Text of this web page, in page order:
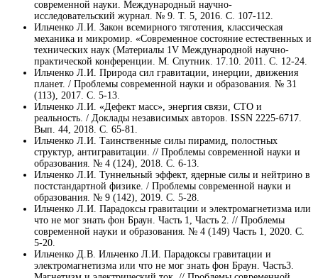
современной науки. Международный научно-
исследовательский журнал. № 9. Т. 5, 2016. С. 107-112.
Ильченко Л.И. Закон всемирного тяготения, классическая
механика и микромир. «Современное состояние естественных и
технических наук (Материалы 1V Международной научно-
практической конференции. М. Спутник. 17.10. 2011. С. 12-24.
Ильченко Л.И. Природа сил гравитации, инерции, движения
планет. / Проблемы современной науки и образования. № 31
(113), 2017. С. 5-13.
Ильченко Л.И. «Дефект масс», энергия связи, СТО и
реальность. / Доклады независимых авторов. ISSN 2225-6717.
Вып. 44, 2018. С. 65-81.
Ильченко Л.И. Таинственные силы пирамид, полостных
структур, антигравитации. // Проблемы современной науки и
образования. № 4 (124), 2018. С. 6-13.
Ильченко Л.И. Туннельный эффект, ядерные силы и нейтрино в
постстандартной физике. / Проблемы современной науки и
образования. № 9 (142), 2019. С. 5-28.
Ильченко Л.И. Парадоксы гравитации и электромагнетизма или
что не мог знать фон Браун. Часть 1, Часть 2. // Проблемы
современной науки и образования. № 4 (149) Часть 1, 2020. С.
5-20.
Ильченко Д.В. Ильченко Л.И. Парадоксы гравитации и
электромагнетизма или что не мог знать фон Браун. Часть3.